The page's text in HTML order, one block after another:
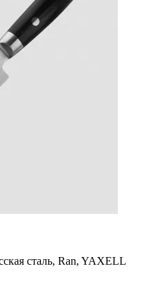
сталь, Ran, YAXELL